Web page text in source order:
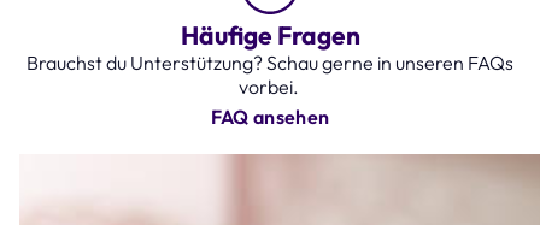
Häufige Fragen
Brauchst du Unterstützung? Schau gerne in unseren FAQs
vorbei.
FAQ ansehen